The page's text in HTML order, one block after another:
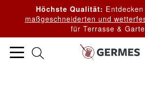
Höchste Qualität:
maßgeschneiderten und
für Terrasse &